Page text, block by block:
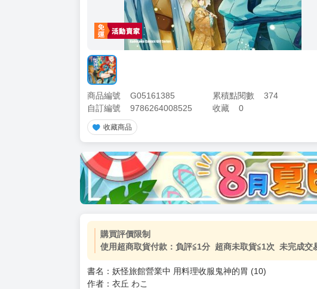
商品編號 G05161385 累積點閱數
374
自訂編號
9786264008525 收藏 0
收藏商品
購買評價限制
使用超商取貨付款：負評≦1分 超商未取貨≦1次 未完成交
書名：妖怪旅館營業中 用料理收服鬼神的胃 (10)
作者：衣丘 わこ